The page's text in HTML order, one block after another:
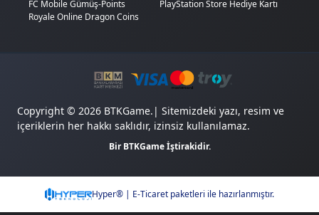
FC Mobile Gümüş-Points
Royale Online Dragon Coins
PlayStation Store Hediye Kartı
Copyright © 2026 BTKGame.| Sitemizdeki yazı, resim ve
içeriklerin her hakkı saklıdır, izinsiz kullanılamaz.
Bir BTKGame İştirakidir.
Hyper® | E-Ticaret paketleri ile hazırlanmıştır.